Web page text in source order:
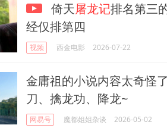
倚天屠龙记排名第三
经仅排第四
视频 西金电影 2026-07-22
金庸祖的小说内容太奇怪
刀、擒龙功、降龙~
网易号 魔都姐姐杂谈 2026-05-02